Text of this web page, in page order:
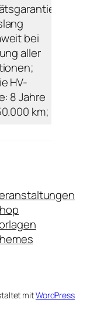
bei
aller
HV-
8 Jahre
km;
mitWordPress